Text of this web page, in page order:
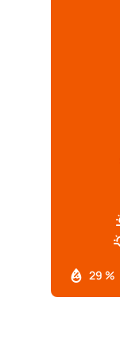
29 %